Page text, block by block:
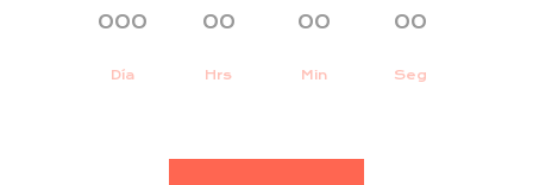
000
Día
00
Hrs
00
Min
00
Seg